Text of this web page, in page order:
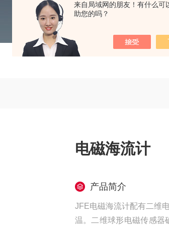
来自局域网的朋友！有什么可
助您的吗？
电磁海流计
产品简介
JFE电磁海流计配有二维
温。二维球形电磁传感器